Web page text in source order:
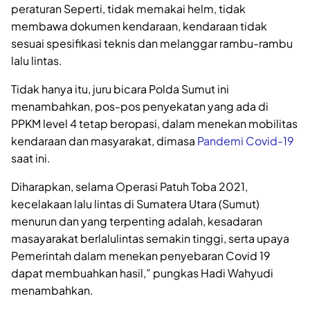
peraturan Seperti, tidak memakai helm, tidak
membawa dokumen kendaraan, kendaraan tidak
sesuai spesifikasi teknis dan melanggar rambu-rambu
lalu lintas.
Tidak hanya itu, juru bicara Polda Sumut ini
menambahkan, pos-pos penyekatan yang ada di
PPKM level 4 tetap beropasi, dalam menekan mobilitas
kendaraan dan masyarakat, dimasa Pandemi Covid-19
saat ini.
Diharapkan, selama Operasi Patuh Toba 2021,
kecelakaan lalu lintas di Sumatera Utara (Sumut)
menurun dan yang terpenting adalah, kesadaran
masayarakat berlalulintas semakin tinggi, serta upaya
Pemerintah dalam menekan penyebaran Covid 19
dapat membuahkan hasil,” pungkas Hadi Wahyudi
menambahkan.